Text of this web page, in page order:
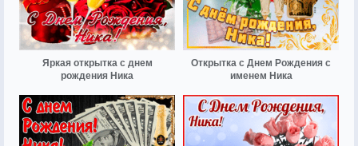
Яркая открытка с днем
рождения Ника
Открытка с Днем Рождения с
именем Ника